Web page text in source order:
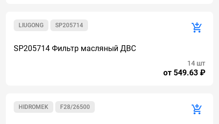
SP205714
LIUGONG
SP205714 Фильтр масляный ДВС
от 549.63 ₽
14 шт
F28/26500
HIDROMEK